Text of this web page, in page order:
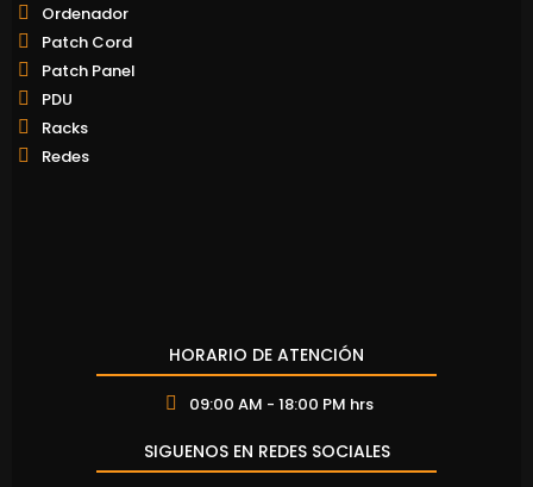
Ordenador
Patch Cord
Patch Panel
PDU
Racks
Redes
HORARIO DE ATENCIÓN
09:00 AM - 18:00 PM hrs
SIGUENOS EN REDES SOCIALES